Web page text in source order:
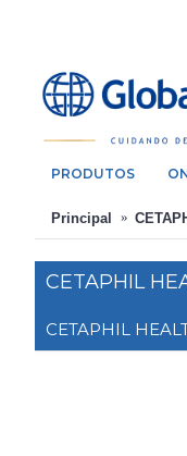
PRODUTOS
Principal
CETAPHIL
CETAPHIL